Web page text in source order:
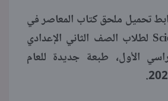
بوابة الطلبة
تحميل ملحق كتاب المعاصر في
مادة العلوم Science لطلاب الصف الثاني الإعدادي
الأول، طبعة جديدة للعام